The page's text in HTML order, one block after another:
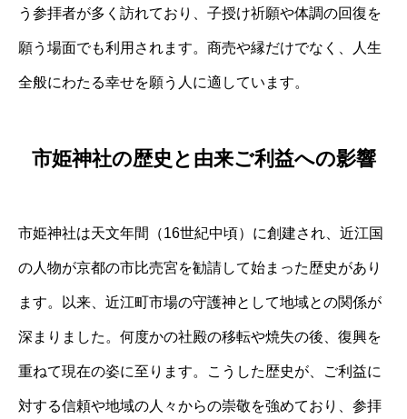
う参拝者が多く訪れており、子授け祈願や体調の回復を
願う場面でも利用されます。商売や縁だけでなく、人生
全般にわたる幸せを願う人に適しています。
市姫神社の歴史と由来ご利益への影響
市姫神社は天文年間（16世紀中頃）に創建され、近江国
の人物が京都の市比売宮を勧請して始まった歴史があり
ます。以来、近江町市場の守護神として地域との関係が
深まりました。何度かの社殿の移転や焼失の後、復興を
重ねて現在の姿に至ります。こうした歴史が、ご利益に
対する信頼や地域の人々からの崇敬を強めており、参拝